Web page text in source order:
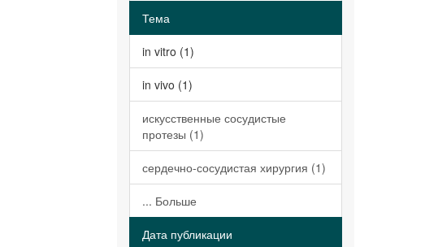
Тема
in vitro (1)
in vivo (1)
искусственные сосудистые
протезы (1)
сердечно-сосудистая хирургия (1)
... Больше
Дата публикации